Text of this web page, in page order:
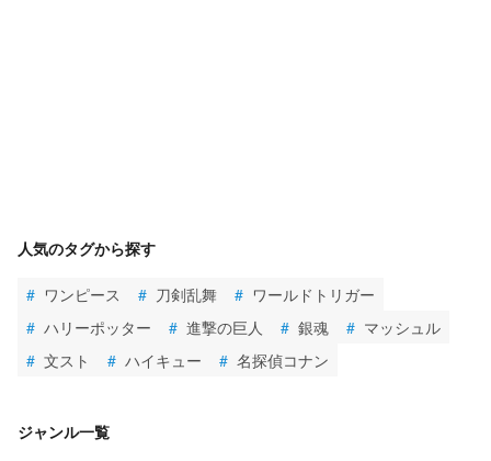
人気のタグから探す
# ワンピース # 刀剣乱舞 # ワールドトリガー
# ハリーポッター # 進撃の巨人 # 銀魂 # マッシュル
# 文スト # ハイキュー # 名探偵コナン
ジャンル一覧